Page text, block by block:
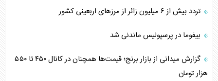
تردد بیش از ۶ میلیون زائر از مرزهای اربعینی کشور
بیفوما در پرسپولیس ماندنی شد
گزارش میدانی از بازار برنج؛ قیمت‌ها همچنان در کانال ۴۵۰ تا ۵۵۰
هزار تومان